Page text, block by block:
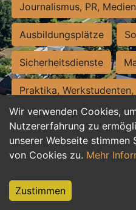
Wir verwenden Cookies,
Nutzererfahrung zu
unserer Webseite stimmen
von Cookies zu. Mehr
Zustimmen
Journalismus, PR,
Ausbildungsplätze
Sicherheitsdienste
Praktika,
Personalwesen
Hilfskräfte, Aushilfs- und
Weiterbildung, Studium,